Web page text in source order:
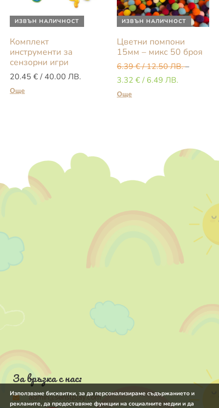
ИЗВЪН НАЛИЧНОСТ
Комплект
инструменти за
сензорни игри
20.45 €/ 40.00 ЛВ.
Още
ИЗВЪН НАЛИЧНОСТ
Цветни помпони
15мм – микс 50 броя
6.39€/ 12.50 ЛВ.–
3.32 €/ 6.49 ЛВ.
Още
За връзка с нас:
admin@senstplay.com
Използваме бисквитки, за да персонализираме съдържанието и
рекламите, да предоставяме функции на социалните медии и да